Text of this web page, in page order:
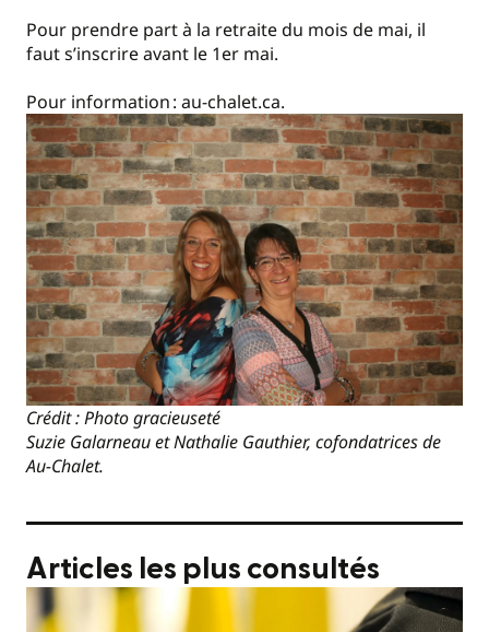
Pour prendre part à la retraite du mois de mai, il
faut s’inscrire avant le 1er mai.
Pour information : au-chalet.ca.
Crédit : Photo gracieuseté
Suzie Galarneau et Nathalie Gauthier, cofondatrices de
Au-Chalet.
Articles les plus consultés